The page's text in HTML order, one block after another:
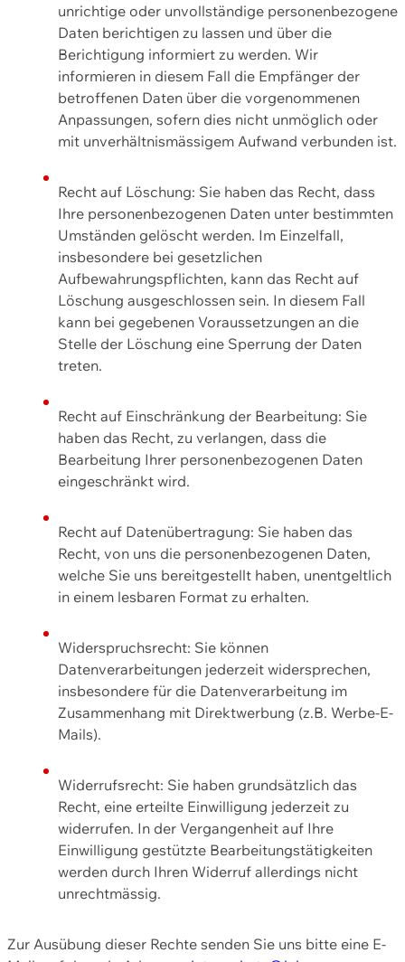
unrichtige oder unvollständige personenbezogene
Daten berichtigen zu lassen und über die
Berichtigung informiert zu werden. Wir
informieren in diesem Fall die Empfänger der
betroffenen Daten über die vorgenommenen
Anpassungen, sofern dies nicht unmöglich oder
mit unverhältnismässigem Aufwand verbunden ist.
Recht auf Löschung: Sie haben das Recht, dass
Ihre personenbezogenen Daten unter bestimmten
Umständen gelöscht werden. Im Einzelfall,
insbesondere bei gesetzlichen
Aufbewahrungspflichten, kann das Recht auf
Löschung ausgeschlossen sein. In diesem Fall
kann bei gegebenen Voraussetzungen an die
Stelle der Löschung eine Sperrung der Daten
treten.
Recht auf Einschränkung der Bearbeitung: Sie
haben das Recht, zu verlangen, dass die
Bearbeitung Ihrer personenbezogenen Daten
eingeschränkt wird.
Recht auf Datenübertragung: Sie haben das
Recht, von uns die personenbezogenen Daten,
welche Sie uns bereitgestellt haben, unentgeltlich
in einem lesbaren Format zu erhalten.
Widerspruchsrecht: Sie können
Datenverarbeitungen jederzeit widersprechen,
insbesondere für die Datenverarbeitung im
Zusammenhang mit Direktwerbung (z.B. Werbe-E-
Mails).
Widerrufsrecht: Sie haben grundsätzlich das
Recht, eine erteilte Einwilligung jederzeit zu
widerrufen. In der Vergangenheit auf Ihre
Einwilligung gestützte Bearbeitungstätigkeiten
werden durch Ihren Widerruf allerdings nicht
unrechtmässig.
Zur Ausübung dieser Rechte senden Sie uns bitte eine E-